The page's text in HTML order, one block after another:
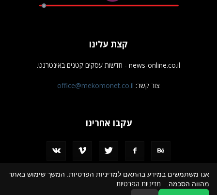
קצת עלינו
news-online.co.il - חדשות עסקים קטנים באינטרנט.
צור קשר: office@mekomonet.co.il
עקבו אחרינו
מחפשים כותבים פרסמו אצלנו
אנו משתמשים במידע בהתאם למדיניות הפרטיות. המשך שימוש באתר
מהווה הסכמה. מדיניות הפרטיות